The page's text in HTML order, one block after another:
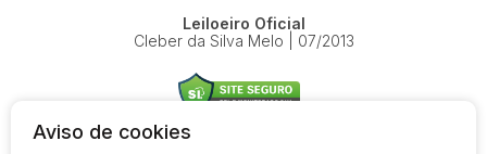
Leiloeiro Oficial
Cleber da Silva Melo | 07/2013
Aviso de cookies